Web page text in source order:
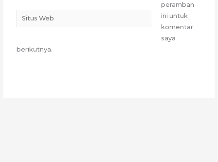
Situs
Web
peramban
ini untuk
komentar
saya
berikutnya.